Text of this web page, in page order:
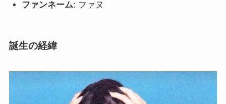
ファンネーム: ファヌ
誕生の経緯